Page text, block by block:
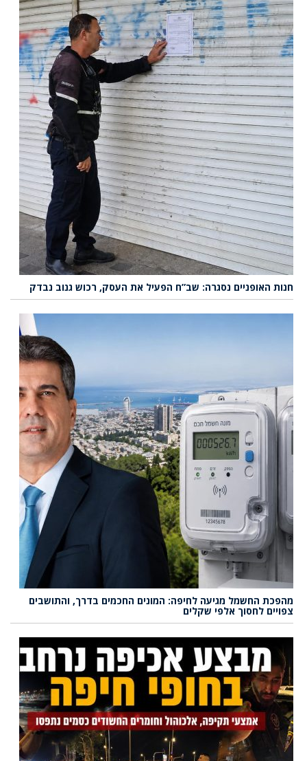
חנות האופניים נסגרה: שב”ח הפעיל את העסק, רכוש גנוב נבדק
מהפכת החשמל מגיעה לחיפה: המונים החכמים בדרך, והתושבים
צפויים לחסוך אלפי שקלים